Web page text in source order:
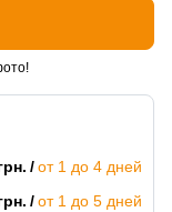
от 1 до 4 дней
от 1 до 5 дней